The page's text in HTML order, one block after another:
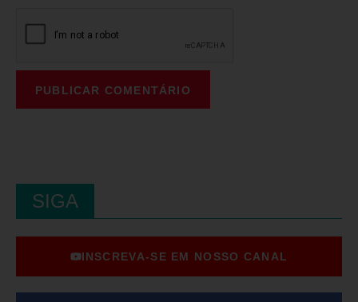
SIGA
INSCREVA-SE EM NOSSO CANAL